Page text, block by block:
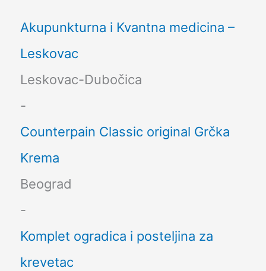
Akupunkturna i Kvantna medicina –
Leskovac
Leskovac-Dubočica
-
Counterpain Classic original Grčka
Krema
Beograd
-
Komplet ogradica i posteljina za
krevetac